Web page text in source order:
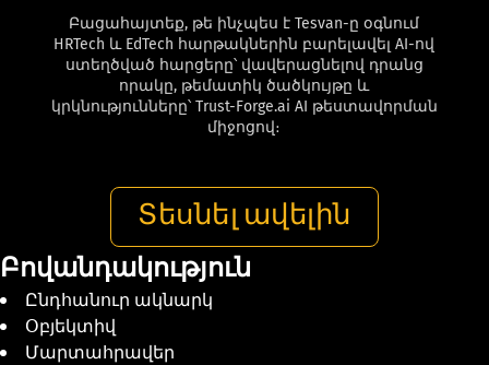
Բացահայտեք, թե ինչպես է Tesvan-ը օգնում
HRTech և EdTech հարթակներին բարելավել AI-ով
ստեղծված հարցերը՝ վավերացնելով դրանց
որակը, թեմատիկ ծածկույթը և
կրկնությունները՝ Trust-Forge.ai AI թեստավորման
միջոցով։
Տեսնել ավելին
Բովանդակություն
Ընդհանուր ակնարկ
Օբյեկտիվ
Մարտահրավեր